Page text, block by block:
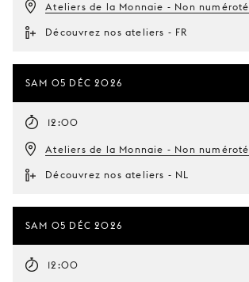
Ateliers de la Monnaie - Non numéroté
Découvrez nos ateliers - FR
SAM 05 DÉC 2026
12:00
Ateliers de la Monnaie - Non numéroté
Découvrez nos ateliers - NL
SAM 05 DÉC 2026
12:00